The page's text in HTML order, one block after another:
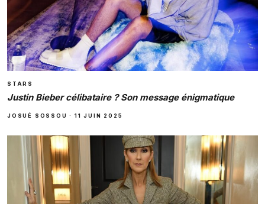
STARS
Justin Bieber célibataire ? Son message énigmatique
JOSUÉ SOSSOU ·11 JUIN 2025